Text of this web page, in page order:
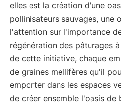
elles est la création d'une
pollinisateurs sauvages, une
l'attention sur l'importance
régénération des pâturages
de cette initiative, chaque
de graines mellifères qu'il
emporter dans les espaces
de créer ensemble l'oasis de